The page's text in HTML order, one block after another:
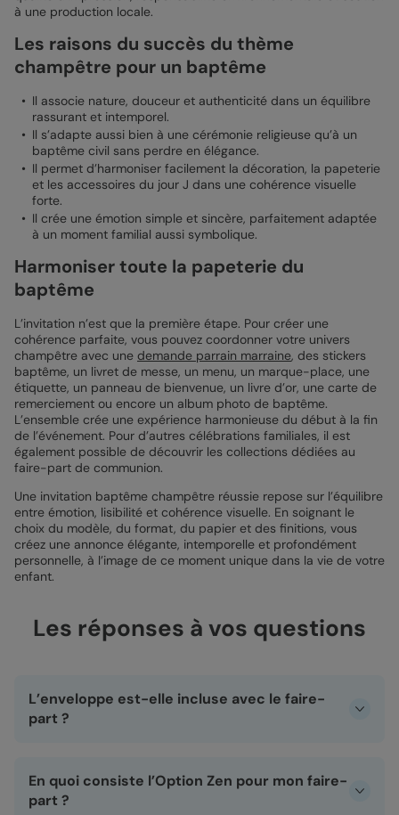
à une production locale.
Les raisons du succès du thème
champêtre pour un baptême
Il associe nature, douceur et authenticité dans un équilibre
rassurant et intemporel.
Il s’adapte aussi bien à une cérémonie religieuse qu’à un
baptême civil sans perdre en élégance.
Il permet d’harmoniser facilement la décoration, la papeterie
et les accessoires du jour J dans une cohérence visuelle
forte.
Il crée une émotion simple et sincère, parfaitement adaptée
à un moment familial aussi symbolique.
Harmoniser toute la papeterie du
baptême
L’invitation n’est que la première étape. Pour créer une
cohérence parfaite, vous pouvez coordonner votre univers
champêtre avec une demande parrain marraine, des stickers
baptême, un livret de messe, un menu, un marque-place, une
étiquette, un panneau de bienvenue, un livre d’or, une carte de
remerciement ou encore un album photo de baptême.
L’ensemble crée une expérience harmonieuse du début à la fin
de l’événement. Pour d’autres célébrations familiales, il est
également possible de découvrir les collections dédiées au
faire-part de communion.
Une invitation baptême champêtre réussie repose sur l’équilibre
entre émotion, lisibilité et cohérence visuelle. En soignant le
choix du modèle, du format, du papier et des finitions, vous
créez une annonce élégante, intemporelle et profondément
personnelle, à l’image de ce moment unique dans la vie de votre
enfant.
Les réponses à vos questions
L’enveloppe est-elle incluse avec le faire-
part ?
format de votre carte et prête à être glissée dans la boîte
aux lettres. Simple, élégante et intemporelle, elle met en
En quoi consiste l’Option Zen pour mon faire-
part ?